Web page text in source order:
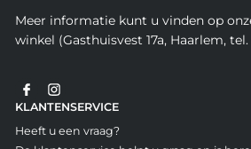
Meer informatie kunt u vinden op
winkel (Gasthuisvest 17a, Haarlem, tel.
KLANTENSERVICE
Heeft u een vraag?